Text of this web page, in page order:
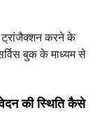
ट्रांजैक्शन करने के
बुक के माध्यम से
की स्थिति कैसे